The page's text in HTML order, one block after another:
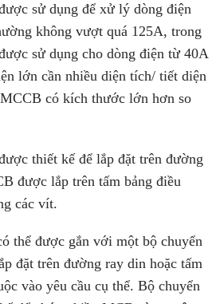
sử dụng để xử lý dòng điện
không vượt quá 125A, trong
sử dụng cho dòng điện từ 40A
lớn cần nhiều diện tích/ tiết diện
có kích thước lớn hơn so
thiết kế để lắp đặt trên đường
được lắp trên tấm bảng điều
các vít.
thể được gắn với một bộ chuyển
đặt trên đường ray din hoặc tấm
vào yêu cầu cụ thể. Bộ chuyển